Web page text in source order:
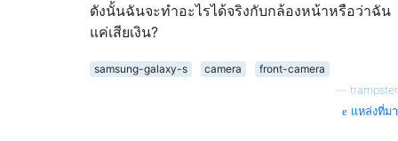
ดังนั้นฉันจะทำอะไรได้จริงกับกล้องหน้าหรือว่าฉัน
แค่เสียเงิน?
samsung-galaxy-s camera
front-camera
trampster
แหล่งที่มา